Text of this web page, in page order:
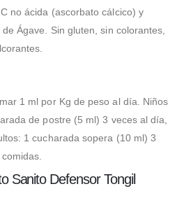
no ácida (ascorbato cálcico) y
Ágave. Sin gluten, sin colorantes,
1 ml por Kg de peso al día. Niños
de postre (5 ml) 3 veces al día,
1 cucharada sopera (10 ml) 3
Sanito Defensor Tongil